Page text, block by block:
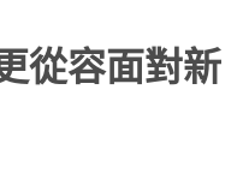
從容面對新